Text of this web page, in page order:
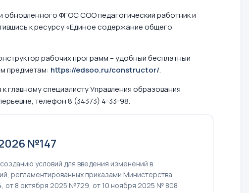
ФГОС СОО педагогический работник и
к ресурсу «Единое содержание общего
рабочих программ – удобный бесплатный
предметам: https://edsoo.ru/constructor/.
специалисту Управления образования
телефон 8 (34373) 4-33-98.
№147
условий для введения изменений в
регламентированных приказами Министерства
от 8 октября 2025 №729, от 10 ноября 2025 № 808